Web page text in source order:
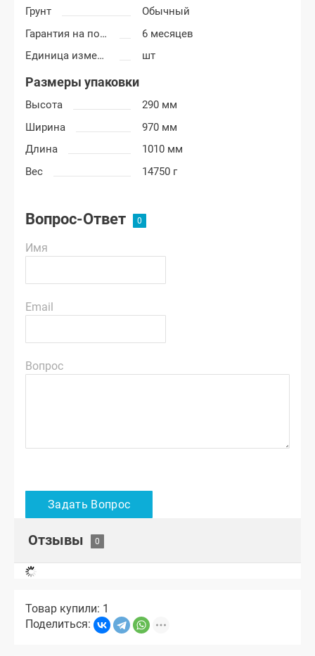
Грунт
Обычный
Гарантия на покраску
6 месяцев
Единица измерения
шт
Размеры упаковки
Высота
290 мм
Ширина
970 мм
Длина
1010 мм
Вес
14750 г
Вопрос-Ответ
Имя
Email
Вопрос
Отзывы
Товар купили: 1
Поделиться: